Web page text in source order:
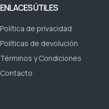
ENLACES ÚTILES
Política de privacidad
Políticas de devolución
Términos y Condiciones
Contacto